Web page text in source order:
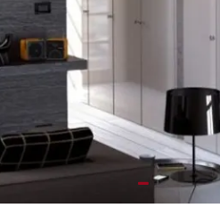
design innovativo